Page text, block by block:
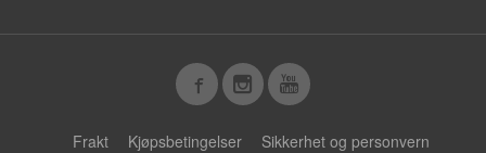
Frakt Kjøpsbetingelser
Sikkerhet og personvern